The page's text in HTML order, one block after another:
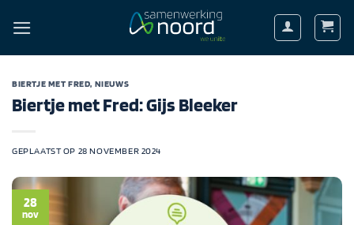
naar
BIERTJE MET FRED, NIEUWS
Biertje met Fred: Gijs Bleeker
GEPLAATST OP 28 NOVEMBER 2024
28
nov